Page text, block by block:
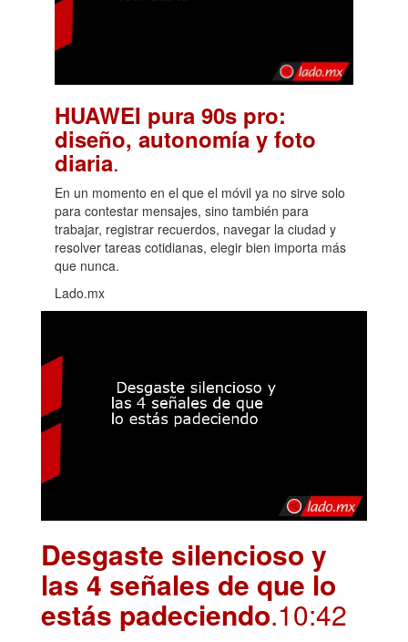
HUAWEI pura 90s pro:
diseño, autonomía y foto
diaria.
En un momento en el que el móvil ya no sirve solo
para contestar mensajes, sino también para
trabajar, registrar recuerdos, navegar la ciudad y
resolver tareas cotidianas, elegir bien importa más
que nunca.
Lado.mx
Desgaste silencioso y
las 4 señales de que lo
estás padeciendo.10:42